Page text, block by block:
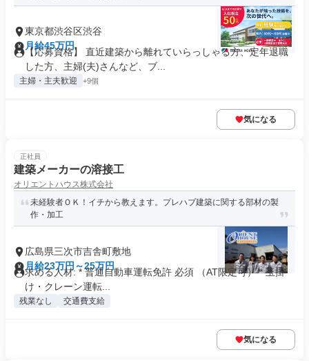
東京都渋谷区渋谷
月給45万円
【応募資格】 直近建築から離れていらっしゃる方、定年退職
した方、主婦(夫)さんなど、ブ...
主婦・主夫歓迎 +9個
気になる
正社員
建築メーカーの溶接工
オリエントハウス株式会社
未経験者ＯＫ！イチから教えます。プレハブ建築に関する部材の製
作・加工
広島県三次市吉舎町敷地
月給23万円～25万円
求める人材: * 普通自動車運転免許 必須 （AT限定可） * 玉掛
け・クレーン運転...
残業なし 交通費支給
気になる